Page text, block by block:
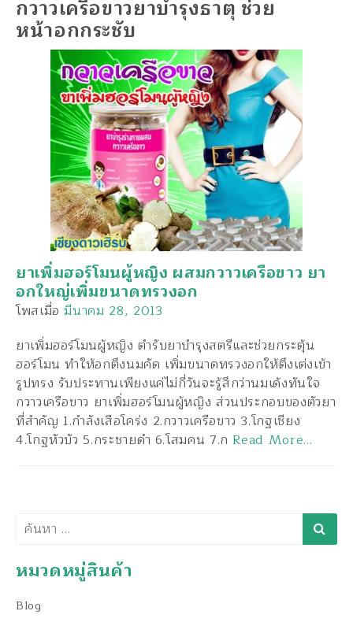
กวาวเครือขาวยาบำรุงธาตุ ช่วย
หน้าอกกระชับ
ยาเพิ่มฮอร์โมนผู้หญิง ผสมกวาวเครือขาว ยา
อกใหญ่เพิ่มขนาดทรวงอก
โพสเมื่อ มีนาคม 28, 2013
ยาเพิ่มฮอร์โมนผู้หญิง ตำรับยาบำรุงสตรีและช่วยกระตุ้น
ฮอร์โมน ทำให้อกตึงนมคัด เพิ่มขนาดทรวงอกให้ตึงเต่งเข้า
รูปทรง รับประทานเพียงแค่ไม่กี่วันจะรู้สึกว่านมเด้งทันใจ
กวาวเครือขาว ยาเพิ่มฮอร์โมนผู้หญิง ส่วนประกอบของตัวยา
ที่สำคัญ 1.กำลังเสือโคร่ง 2.กวาวเครือขาว 3.โกฐเชียง
4.โกฐหัวบัว 5.กระชายดำ 6.โสมคน 7.กRead More…
ค้นหา
หมวดหมู่สินค้า
Blog